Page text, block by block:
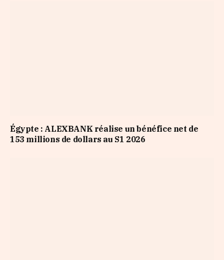
Égypte : ALEXBANK réalise un bénéfice net de
153 millions de dollars au S1 2026